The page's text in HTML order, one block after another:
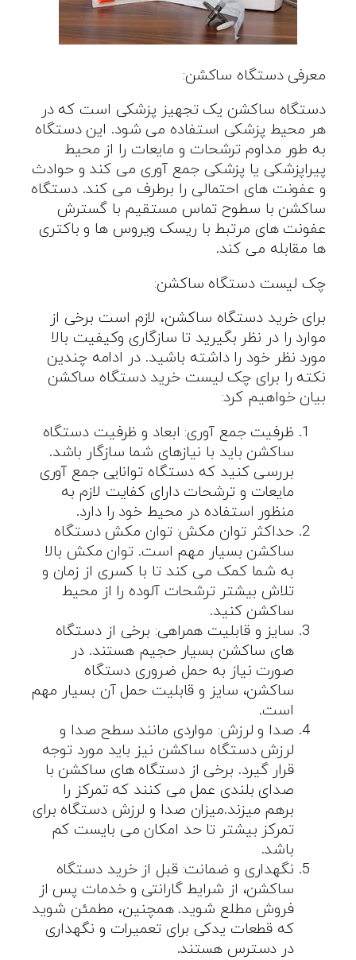
معرفی دستگاه ساکشن:
دستگاه ساکشن یک تجهیز پزشکی است که در
هر محیط پزشکی استفاده می شود. این دستگاه
به طور مداوم ترشحات و مایعات را از محیط
پیراپزشکی یا پزشکی جمع آوری می کند و حوادث
و عفونت های احتمالی را برطرف می کند. دستگاه
ساکشن با سطوح تماس مستقیم با گسترش
عفونت های مرتبط با ریسک ویروس ها و باکتری
ها مقابله می کند.
چک لیست دستگاه ساکشن:
برای خرید دستگاه ساکشن، لازم است برخی از
موارد را در نظر بگیرید تا سازگاری وکیفیت بالا
مورد نظر خود را داشته باشید. در ادامه چندین
نکته را برای چک لیست خرید دستگاه ساکشن
بیان خواهیم کرد:
ظرفیت جمع آوری: ابعاد و ظرفیت دستگاه
ساکشن باید با نیازهای شما سازگار باشد.
بررسی کنید که دستگاه توانایی جمع آوری
مایعات و ترشحات دارای کفایت لازم به
منظور استفاده در محیط خود را دارد.
حداکثر توان مکش: توان مکش دستگاه
ساکشن بسیار مهم است. توان مکش بالا
به شما کمک می کند تا با کسری از زمان و
تلاش بیشتر ترشحات آلوده را از محیط
ساکشن کنید.
سایز و قابلیت همراهی: برخی از دستگاه
های ساکشن بسیار حجیم هستند. در
صورت نیاز به حمل ضروری دستگاه
ساکشن، سایز و قابلیت حمل آن بسیار مهم
است.
صدا و لرزش: مواردی مانند سطح صدا و
لرزش دستگاه ساکشن نیز باید مورد توجه
قرار گیرد. برخی از دستگاه های ساکشن با
صدای بلندی عمل می کنند که تمرکز را
برهم میزند.میزان صدا و لرزش دستگاه برای
تمرکز بیشتر تا حد امکان می بایست کم
باشد.
نگهداری و ضمانت: قبل از خرید دستگاه
ساکشن، از شرایط گارانتی و خدمات پس از
فروش مطلع شوید. همچنین، مطمئن شوید
که قطعات یدکی برای تعمیرات و نگهداری
در دسترس هستند.